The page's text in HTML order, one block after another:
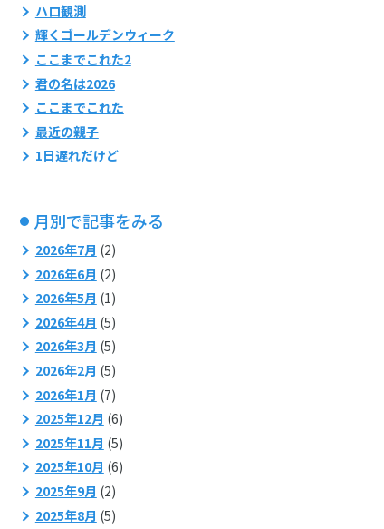
ハロ観測
輝くゴールデンウィーク
ここまでこれた2
君の名は2026
ここまでこれた
最近の親子
1日遅れだけど
月別で記事をみる
2026年7月 (2)
2026年6月 (2)
2026年5月 (1)
2026年4月 (5)
2026年3月 (5)
2026年2月 (5)
2026年1月 (7)
2025年12月 (6)
2025年11月 (5)
2025年10月 (6)
2025年9月 (2)
2025年8月 (5)